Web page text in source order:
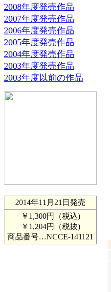
2008年度発売作品
2007年度発売作品
2006年度発売作品
2005年度発売作品
2004年度発売作品
2003年度発売作品
2003年度以前の作品
2014年11月21日発売
￥1,300円（税込)
￥1,204円（税抜)
商品番号…NCCE-141121